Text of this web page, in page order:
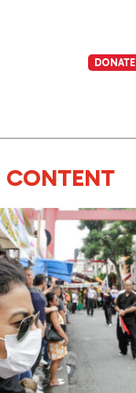
DONATE
CONTENT